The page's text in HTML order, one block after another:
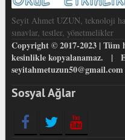
Seyit Ahmet UZUN, teknoloji
sınavlar, testler, yönetmelikler
Copyright © 2017-2023 | Tüm
kesinlikle kopyalanamaz. |
seyitahmetuzun50@gmail.com
Sosyal Ağlar